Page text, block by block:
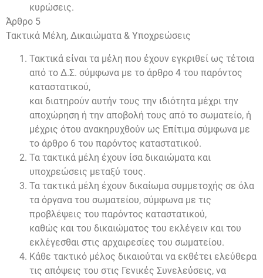
κυρώσεις.
Άρθρο 5
Τακτικά Μέλη, Δικαιώματα & Υποχρεώσεις
Τακτικά είναι τα μέλη που έχουν εγκριθεί ως τέτοια
από το Δ.Σ. σύμφωνα με το άρθρο 4 του παρόντος
καταστατικού,
και διατηρούν αυτήν τους την ιδιότητα μέχρι την
αποχώρηση ή την αποβολή τους από το σωματείο, ή
μέχρις ότου ανακηρυχθούν ως Επίτιμα σύμφωνα με
το άρθρο 6 του παρόντος καταστατικού.
Τα τακτικά μέλη έχουν ίσα δικαιώματα και
υποχρεώσεις μεταξύ τους.
Τα τακτικά μέλη έχουν δικαίωμα συμμετοχής σε όλα
τα όργανα του σωματείου, σύμφωνα με τις
προβλέψεις του παρόντος καταστατικού,
καθώς και του δικαιώματος του εκλέγειν και του
εκλέγεσθαι στις αρχαιρεσίες του σωματείου.
Κάθε τακτικό μέλος δικαιούται να εκθέτει ελεύθερα
τις απόψεις του στις Γενικές Συνελεύσεις, να